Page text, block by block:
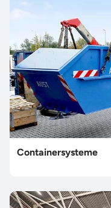
Containersysteme